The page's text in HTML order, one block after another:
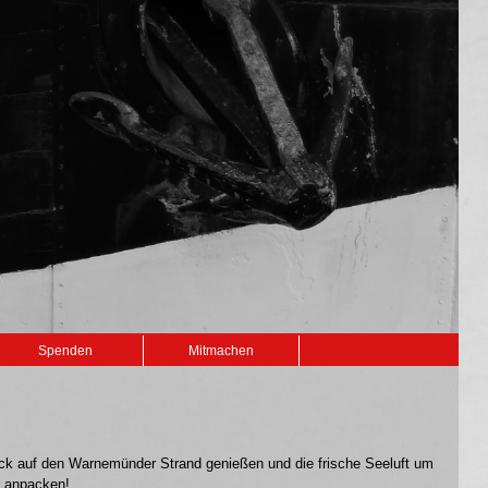
Spenden Mitmachen
auf den Warnemünder Strand genießen und die frische Seeluft um